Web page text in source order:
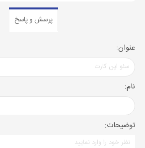
پرسش و پاسخ
عنوان:
نام:
توضیحات: